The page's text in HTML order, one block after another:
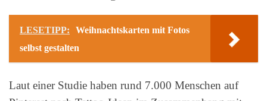
LESETIPP:
Weihnachtskarten mit Fotos
selbst gestalten
Laut einer Studie haben rund 7.000 Menschen auf